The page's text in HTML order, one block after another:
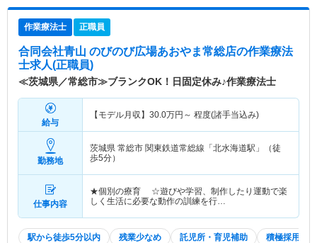
作業療法士 正職員
合同会社青山 のびのび広場あおやま常総店の作業療法
士求人(正職員)
≪茨城県／常総市≫ブランクOK！日固定休み♪作業療法士
給与
【モデル月収】 30.0万円～ 程度(諸手当込み)
勤務地
茨城県 常総市 関東鉄道常総線「北水海道駅」（徒
歩5分）
仕事内容
★個別の療育 ☆遊びや学習、制作したり運動で楽
しく生活に必要な動作の訓練を行…
駅から徒歩5分以内 残業少なめ 託児所・育児補助 積極採用中